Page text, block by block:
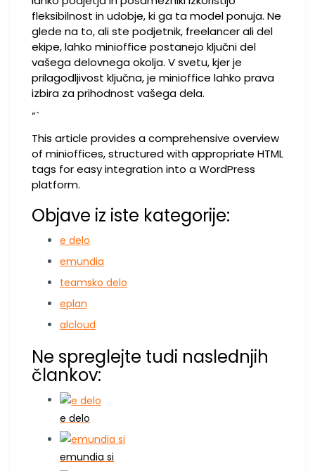
fleksibilnost in udobje, ki ga ta model ponuja. Ne
glede na to, ali ste podjetnik, freelancer ali del
ekipe, lahko minioffice postanejo ključni del
vašega delovnega okolja. V svetu, kjer je
prilagodljivost ključna, je minioffice lahko prava
izbira za prihodnost vašega dela.
“`
This article provides a comprehensive overview
of minioffices, structured with appropriate HTML
tags for easy integration into a WordPress
platform.
Objave iz iste kategorije:
e delo
emundia
teamsko delo
eplan
alcloud
Ne spreglejte tudi naslednjih
člankov:
e delo
emundia si